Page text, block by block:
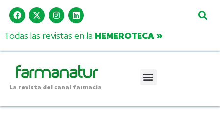
Todas las revistas en la HEMEROTECA »
La revista del canal farmacia